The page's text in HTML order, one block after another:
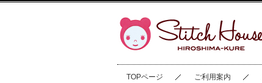
TOPページ ご利用案内